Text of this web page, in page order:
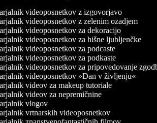
videoposnetkov z izgovorjavo
videoposnetkov z zelenim ozadjem
videoposnetkov za dekoracijo
videoposnetkov za hišne ljubljenčke
videoposnetkov za podcaste
videoposnetkov za podkaste
videoposnetkov za pripovedovanje zgodb
videoposnetkov »Dan v življenju«
videov za makeup tutoriale
videov za nepremičnine
vlogov
vrtnarskih videoposnetkov